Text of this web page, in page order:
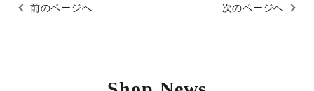
前のページへ 次のページへ